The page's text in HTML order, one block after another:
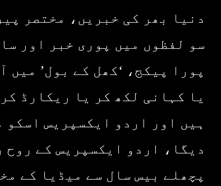
دنیا بھر کی خبریں، مختصر
سو لفظوں میں پوری خبر اور
پورا پیکج، ‘کھل کے بول’ میں
یا کہانی لکھ کر یا ریکارڈ
ہیں اور اردو ایکسپریس اسکو
دیگا، اردو ایکسپریس کے روح
پچھلے بیس سال سے میڈیا کے